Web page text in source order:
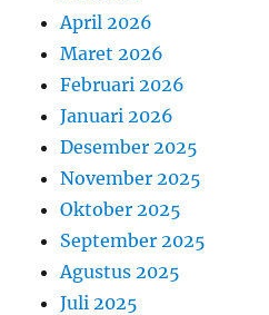
April 2026
Maret 2026
Februari 2026
Januari 2026
Desember 2025
November 2025
Oktober 2025
September 2025
Agustus 2025
Juli 2025